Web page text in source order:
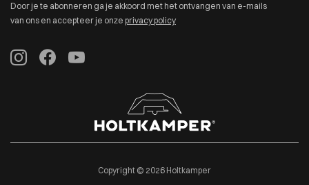
Door je te abonneren ga je akkoord met het ontvangen van e-mails
van ons en accepteer je onze privacy policy
Copyright © 2026 Holtkamper